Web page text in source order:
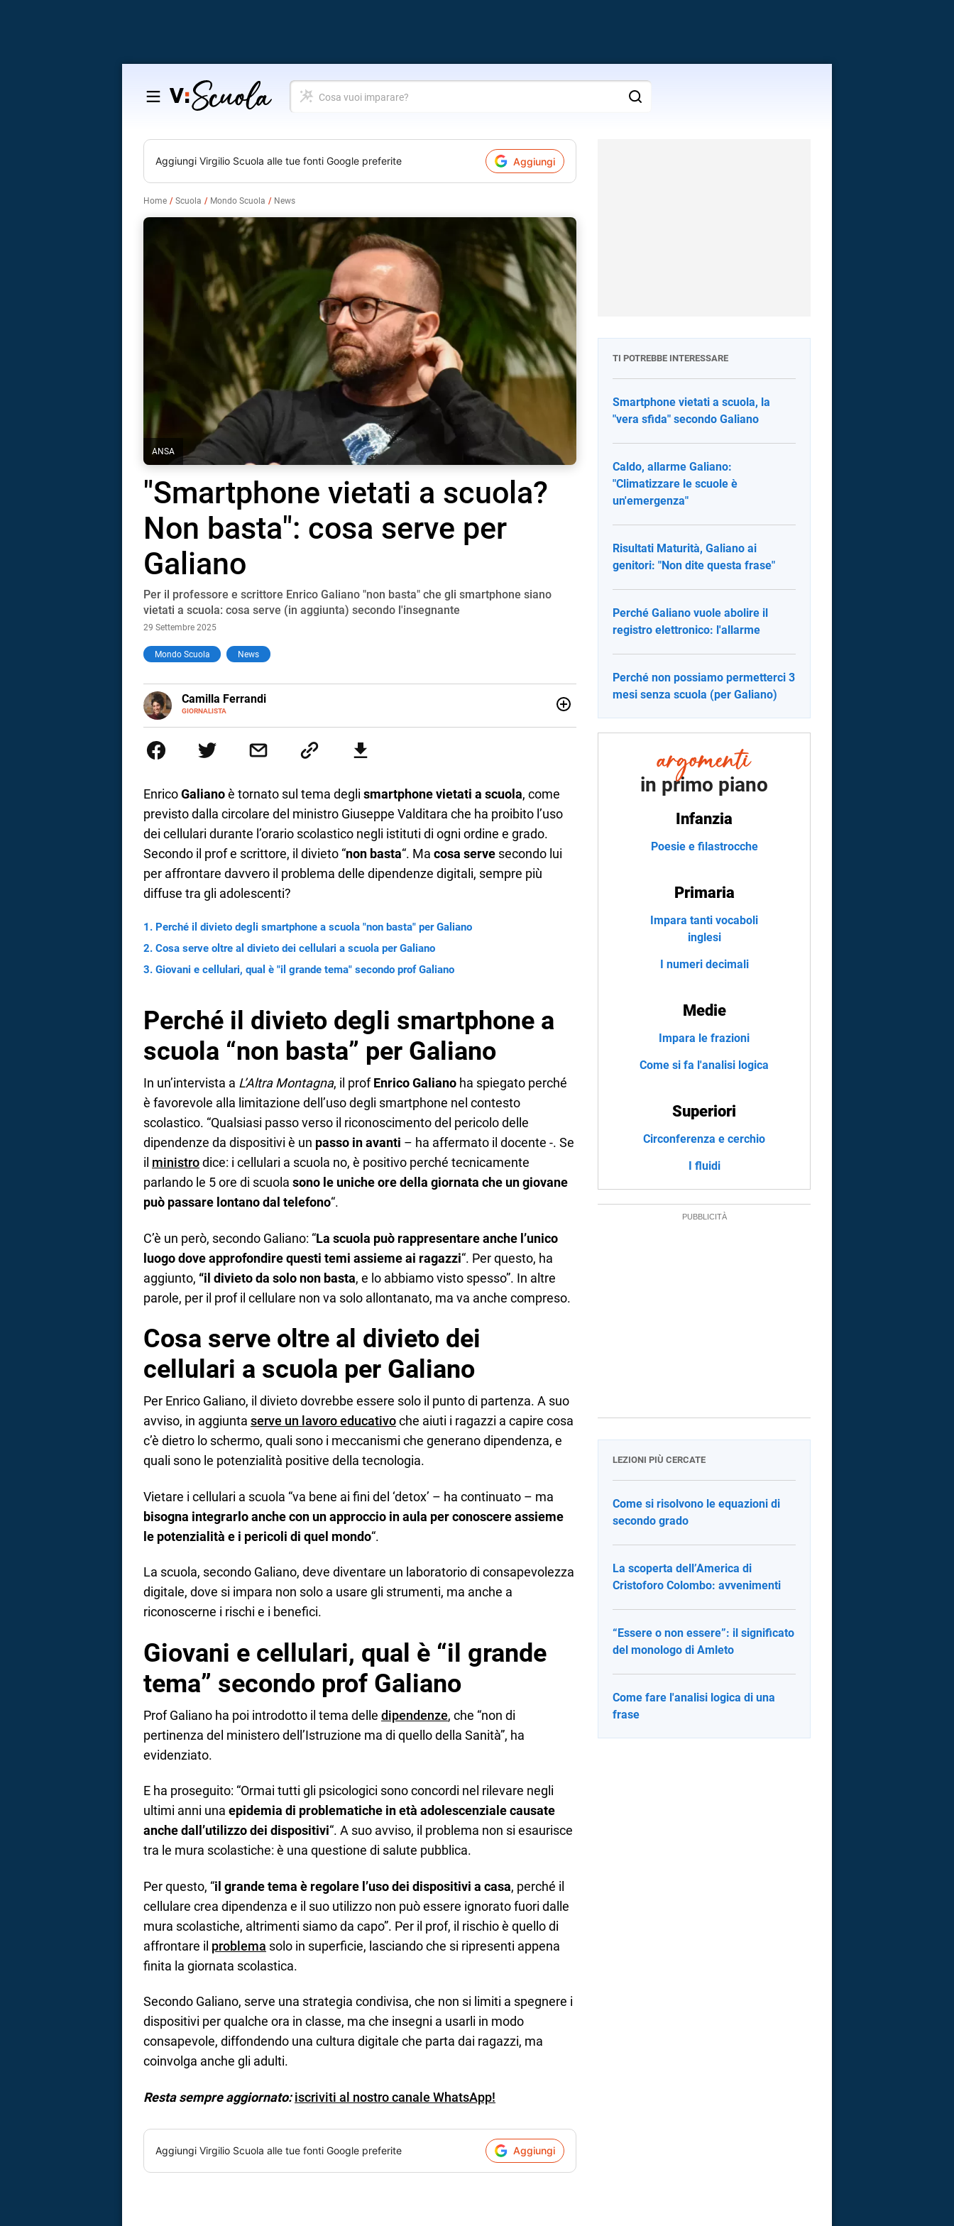
Salta
contenuto
Cosa
vuoi
Aggiungi Virgilio Scuola alle tue fonti Google preferite Aggiungi
Home Scuola Mondo Scuola News
ANSA
"Smartphone vietati a scuola?
Non basta": cosa serve per
Galiano
Per il professore e scrittore Enrico Galiano "non basta" che gli smartphone siano
vietati a scuola: cosa serve (in aggiunta) secondo l'insegnante
29 Settembre 2025
Mondo Scuola News
Camilla Ferrandi
GIORNALISTA
E-
MAIL
LINKEDIN
più fermata. L’attualità è il mio pane quotidiano, i libri la mia via per evadere e viaggiare con
la mente.
EnricoGalianoè tornato sul tema degli smartphone vietati a scuola, come
previsto dalla circolare del ministro Giuseppe Valditara che ha proibito l’uso
dei cellulari durante l’orario scolastico negli istituti di ogni ordine e grado.
Secondo il prof e scrittore, il divieto “non basta“. Ma cosa serve secondo lui
per affrontare davvero il problema delle dipendenze digitali, sempre più
diffuse tra gli adolescenti?
Perché il divieto degli smartphone a scuola "non basta" per Galiano
Cosa serve oltre al divieto dei cellulari a scuola per Galiano
Giovani e cellulari, qual è "il grande tema" secondo prof Galiano
Perché il divieto degli smartphone a
scuola “non basta” per Galiano
In un’intervista a L’Altra Montagna, il profEnrico Galiano ha spiegato perché
è favorevole alla limitazione dell’uso degli smartphone nel contesto
scolastico. “Qualsiasi passo verso il riconoscimento del pericolo delle
dipendenze da dispositivi è un passo in avanti – ha affermato il docente -. Se
il ministrodice: i cellulari a scuola no, è positivo perché tecnicamente
parlando le 5 ore di scuola sono le uniche ore della giornata che un giovane
può passare lontano dal telefono“.
C’è un però, secondo Galiano: “La scuola può rappresentare anche l’unico
luogo dove approfondire questi temi assieme ai ragazzi“. Per questo, ha
aggiunto, “il divieto da solo non basta, e lo abbiamo visto spesso”. In altre
parole, per il prof il cellulare non va solo allontanato, ma va anche compreso.
Cosa serve oltre al divieto dei
cellulari a scuola per Galiano
Per Enrico Galiano, il divieto dovrebbe essere solo il punto di partenza. A suo
avviso, in aggiunta serve un lavoro educativoche aiuti i ragazzi a capire cosa
c’è dietro lo schermo, quali sono i meccanismi che generano dipendenza, e
quali sono le potenzialità positive della tecnologia.
Vietare i cellulari a scuola “va bene ai fini del ‘detox’ – ha continuato – ma
bisogna integrarlo anche con un approccio in aula per conoscere assieme
le potenzialità e i pericoli di quel mondo“.
La scuola, secondo Galiano, deve diventare un laboratorio di consapevolezza
digitale, dove si impara non solo a usare gli strumenti, ma anche a
riconoscerne i rischi e i benefici.
Giovani e cellulari, qual è “il grande
tema” secondo prof Galiano
Prof Galiano ha poi introdotto il tema delle dipendenze, che “non di
pertinenza del ministero dell’Istruzione ma di quello della Sanità”, ha
evidenziato.
E ha proseguito: “Ormai tutti gli psicologici sono concordi nel rilevare negli
ultimi anni una epidemia di problematiche in età adolescenziale causate
anche dall’utilizzo dei dispositivi“. A suo avviso, il problema non si esaurisce
tra le mura scolastiche: è una questione di salute pubblica.
Per questo, “il grande tema è regolare l’uso dei dispositivi a casa, perché il
cellulare crea dipendenza e il suo utilizzo non può essere ignorato fuori dalle
mura scolastiche, altrimenti siamo da capo”. Per il prof, il rischio è quello di
affrontare il problema solo in superficie, lasciando che si ripresenti appena
finita la giornata scolastica.
Secondo Galiano, serve una strategia condivisa, che non si limiti a spegnere i
dispositivi per qualche ora in classe, ma che insegni a usarli in modo
consapevole, diffondendo una cultura digitale che parta dai ragazzi, ma
coinvolga anche gli adulti.
Resta sempre aggiornato: iscriviti al nostro canale WhatsApp!
Aggiungi Virgilio Scuola alle tue fonti Google preferite Aggiungi
TI POTREBBE INTERESSARE
Smartphone vietati a scuola, la
"vera sfida" secondo Galiano
Caldo, allarme Galiano:
"Climatizzare le scuole è
un'emergenza"
Risultati Maturità, Galiano ai
genitori: "Non dite questa frase"
Perché Galiano vuole abolire il
registro elettronico: l'allarme
Perché non possiamo permetterci 3
mesi senza scuola (per Galiano)
in primo piano
Infanzia
Poesie e filastrocche
Primaria
Impara tanti vocaboli
inglesi
I numeri decimali
Medie
Impara le frazioni
Come si fa l'analisi logica
Superiori
Circonferenza e cerchio
I fluidi
LEZIONI PIÙ CERCATE
Come si risolvono le equazioni di
secondo grado
La scoperta dell’America di
Cristoforo Colombo: avvenimenti
“Essere o non essere”: il significato
del monologo di Amleto
Come fare l'analisi logica di una
frase